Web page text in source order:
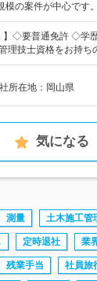
の案件が中心です。
】◇要普通免許 ◇学
理技士資格をお持ち
所在地：岡山県
気になる
測量 土木施工管
定時退社 業
残業手当 社員旅